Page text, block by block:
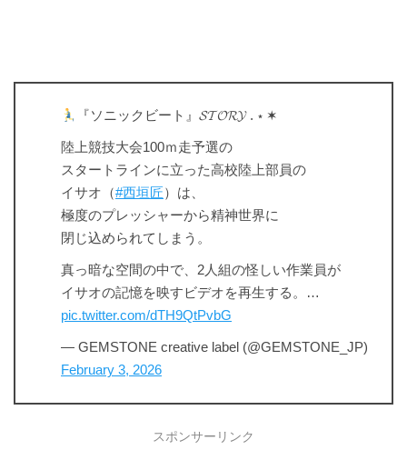
『ソニックビート』𝓢𝓣𝓞𝓡𝓨 . ⋆ ✶
陸上競技大会100ｍ走予選の
スタートラインに立った高校陸上部員の
イサオ（#西垣匠）は、
極度のプレッシャーから精神世界に
閉じ込められてしまう。
真っ暗な空間の中で、2人組の怪しい作業員が
イサオの記憶を映すビデオを再生する。…
pic.twitter.com/dTH9QtPvbG
— GEMSTONE creative label (@GEMSTONE_JP)
February 3, 2026
スポンサーリンク